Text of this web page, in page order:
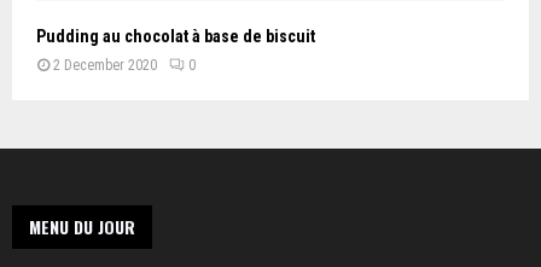
Pudding au chocolat à base de biscuit
2 December 2020 0
MENU DU JOUR